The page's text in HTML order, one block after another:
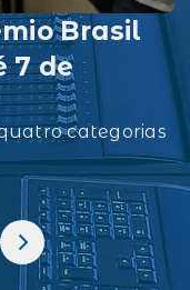
Brasil
7 de
categorias